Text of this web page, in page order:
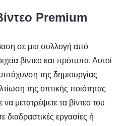
Premium
σε μια συλλογή από
βίντεο και πρότυπα. Αυτοί
της δημιουργίας
της οπτικής ποιότητας
μετατρέψετε τα βίντεο του
εργασίες ή